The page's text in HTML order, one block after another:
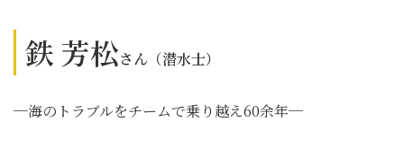
鉄 芳松さん （潜水士）
─海のトラブルをチームで乗り越え60余年─